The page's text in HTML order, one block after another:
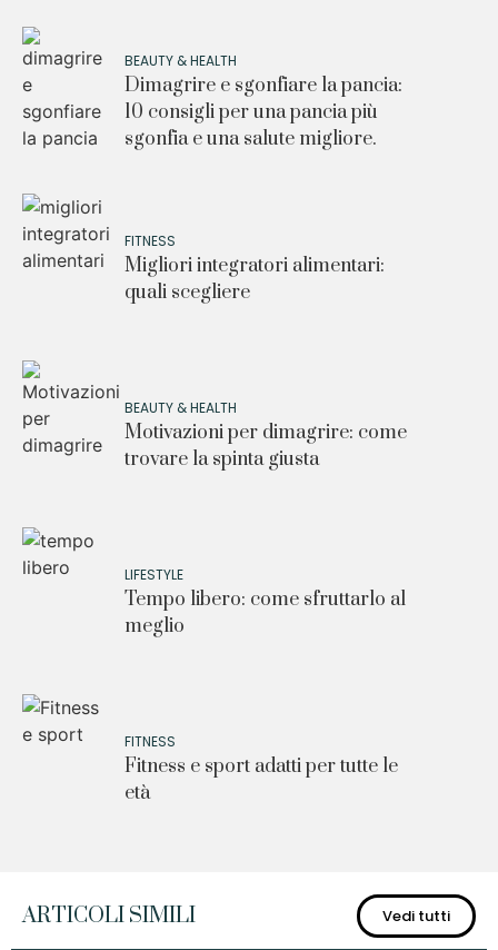
BEAUTY & HEALTH
Dimagrire e sgonfiare la pancia:
10 consigli per una pancia più
sgonfia e una salute migliore.
FITNESS
Migliori integratori alimentari:
quali scegliere
BEAUTY & HEALTH
Motivazioni per dimagrire: come
trovare la spinta giusta
LIFESTYLE
Tempo libero: come sfruttarlo al
meglio
FITNESS
Fitness e sport adatti per tutte le
età
ARTICOLI SIMILI Vedi tutti